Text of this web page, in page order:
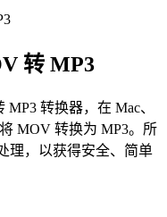
转 MP3
转换器，在 Mac、
MOV 转换为 MP3。所
理，以获得安全、简单